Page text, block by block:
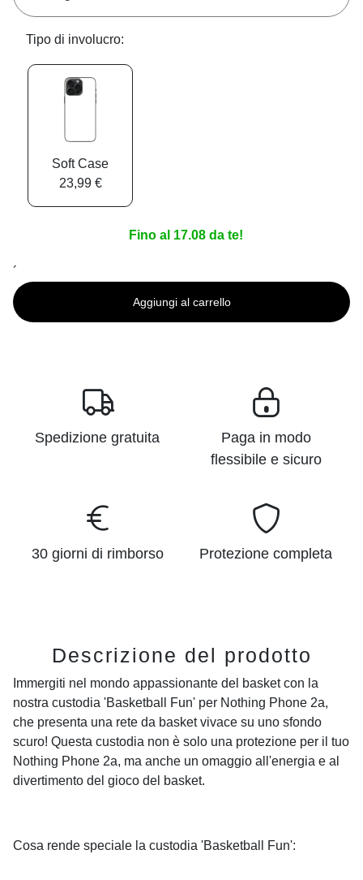
Tipo di involucro:
Soft Case
23,99 €
Fino al 17.08 da te!
´
Aggiungi al carrello
Spedizione gratuita
Paga in modo
flessibile e sicuro
30 giorni di rimborso Protezione completa
Descrizione del prodotto
Immergiti nel mondo appassionante del basket con la
nostra custodia 'Basketball Fun' per Nothing Phone 2a,
che presenta una rete da basket vivace su uno sfondo
scuro! Questa custodia non è solo una protezione per il tuo
Nothing Phone 2a, ma anche un omaggio all'energia e al
divertimento del gioco del basket.
Cosa rende speciale la custodia 'Basketball Fun':